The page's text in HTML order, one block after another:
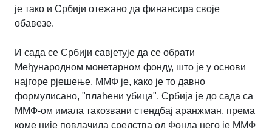
је тако и Србији отежано да финансира своје
обавезе.
И сада се Србији савјетује да се обрати
Међународном монетарном фонду, што је у основи
најгоре рјешење. ММФ је, како је то давно
формулисано, "плаћени убица". Србија је до сада са
ММФ-ом имала такозвани стендбај аранжман, према
коме није повлачила средства од Фонда него је ММФ